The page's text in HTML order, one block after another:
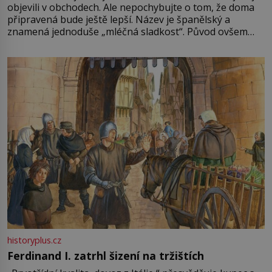
objevili v obchodech. Ale nepochybujte o tom, že doma
připravená bude ještě lepší. Název je španělský a
znamená jednoduše „mléčná sladkost“. Původ ovšem
pře hned několik latinskoamerických zemí a k tomu
Francie, kde se traduje,
historyplus.cz
Ferdinand I. zatrhl šizení na tržištích